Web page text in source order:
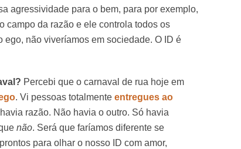
agressividade para o bem, para por exemplo,
campo da razão e ele controla todos os
ego, não viveríamos em sociedade. O ID é
Percebi que o carnaval de rua hoje em
. Vi pessoas totalmente entregues ao
razão. Não havia o outro. Só havia
não. Será que faríamos diferente se
para olhar o nosso ID com amor,